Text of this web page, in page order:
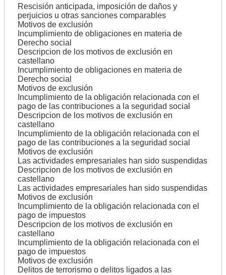
Rescisión anticipada, imposición de daños y
perjuicios u otras sanciones comparables
Motivos de exclusión
Incumplimiento de obligaciones en materia de
Derecho social
Descripcion de los motivos de exclusión en
castellano
Incumplimiento de obligaciones en materia de
Derecho social
Motivos de exclusión
Incumplimiento de la obligación relacionada con el
pago de las contribuciones a la seguridad social
Descripcion de los motivos de exclusión en
castellano
Incumplimiento de la obligación relacionada con el
pago de las contribuciones a la seguridad social
Motivos de exclusión
Las actividades empresariales han sido suspendidas
Descripcion de los motivos de exclusión en
castellano
Las actividades empresariales han sido suspendidas
Motivos de exclusión
Incumplimiento de la obligación relacionada con el
pago de impuestos
Descripcion de los motivos de exclusión en
castellano
Incumplimiento de la obligación relacionada con el
pago de impuestos
Motivos de exclusión
Delitos de terrorismo o delitos ligados a las